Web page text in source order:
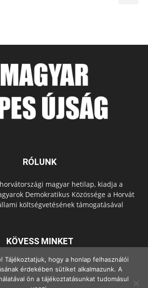
RÓLUNK
magyar hetilap, kiadja a
Demokratikus Közössége a Horvát
költségvetésének támogatásával
KÖVESS MINKET
Tájékoztatjuk, hogy a honlap felhasználói
érdekében sütiket alkalmazunk. A
ön a tájékoztatásunkat tudomásul